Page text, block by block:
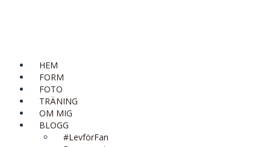
HEM
FORM
FOTO
TRÄNING
OM MIG
BLOGG
#LevförFan